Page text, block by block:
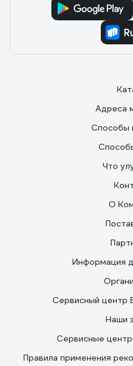
Адреса
Способы
Что
О
Информация
Сервисный центр
Наши
Сервисные
Правила применения